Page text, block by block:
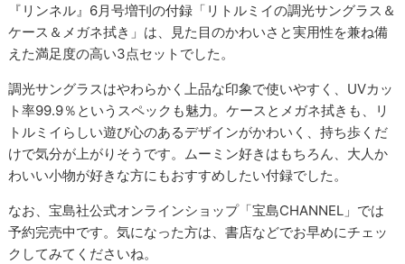
『リンネル』6月号増刊の付録「リトルミイの調光サングラス＆
ケース＆メガネ拭き」は、見た目のかわいさと実用性を兼ね備
えた満足度の高い3点セットでした。
調光サングラスはやわらかく上品な印象で使いやすく、UVカッ
ト率99.9％というスペックも魅力。ケースとメガネ拭きも、リ
トルミイらしい遊び心のあるデザインがかわいく、持ち歩くだ
けで気分が上がりそうです。ムーミン好きはもちろん、大人か
わいい小物が好きな方にもおすすめしたい付録でした。
なお、宝島社公式オンラインショップ「宝島CHANNEL」では
予約完売中です。気になった方は、書店などでお早めにチェッ
クしてみてくださいね。